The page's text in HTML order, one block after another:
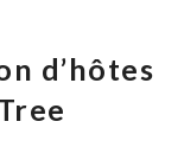
d’hôtes